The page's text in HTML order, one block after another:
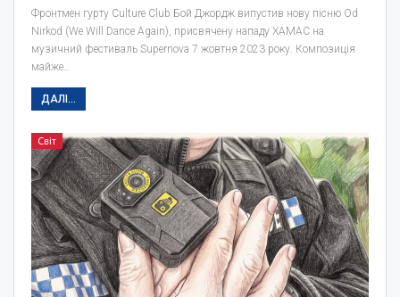
Фронтмен гурту Culture Club Бой Джордж випустив нову пісню Od
Nirkod (We Will Dance Again), присвячену нападу ХАМАС на
музичний фестиваль Supernova 7 жовтня 2023 року. Композиція
майже…
ДАЛІ...
Світ